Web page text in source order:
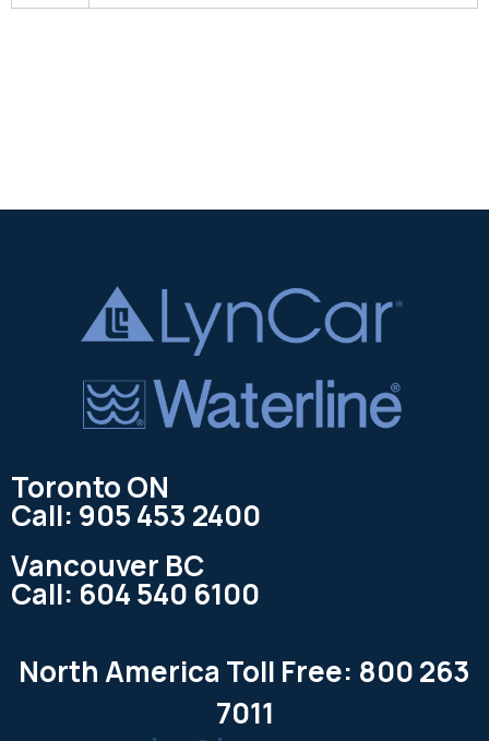
Toronto ON
Call: 905 453 2400
Vancouver BC
Call: 604 540 6100
North America Toll Free: 800 263
7011